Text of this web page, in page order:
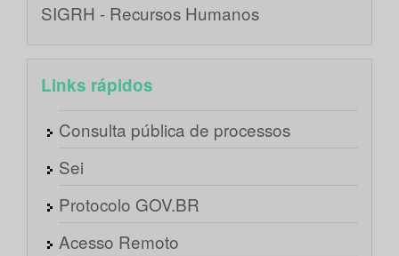
SIGRH - Recursos Humanos
Links rápidos
Consulta pública de processos
Sei
Protocolo GOV.BR
Acesso Remoto